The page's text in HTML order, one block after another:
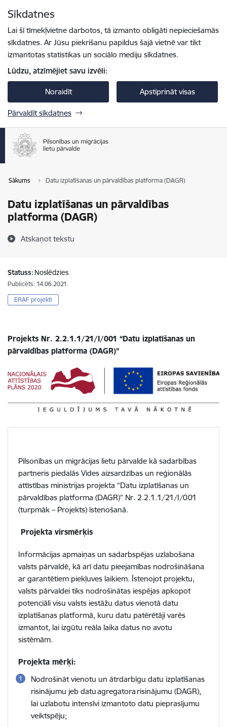
Sīkdatnes
Lai šī tīmekļvietne darbotos, tā izmanto obligāti nepieciešamās
sīkdatnes. Ar Jūsu piekrišanu papildus šajā vietnē var tikt
izmantotas statistikas un sociālo mediju sīkdatnes.
Lūdzu, atzīmējiet savu izvēli:
Noraidīt Apstiprināt visas
Pārvaldīt sīkdatnes
Sākums Datu izplatīšanas un pārvaldības platforma (DAGR)
Datu izplatīšanas un pārvaldības
platforma (DAGR)
Atskaņot tekstu
Statuss: Noslēdzies
Publicēts: 14.06.2021.
ERAF projekti
Projekts Nr. 2.2.1.1/21/I/001 “Datu izplatīšanas un
pārvaldības platforma (DAGR)”
Pilsonības un migrācijas lietu pārvalde kā sadarbības
partneris piedalās Vides aizsardzības un reģionālās
attīstības ministrijas projekta “Datu izplatīšanas un
pārvaldības platforma (DAGR)” Nr. 2.2.1.1/21/I/001
(turpmāk – Projekts) īstenošanā.
Projekta virsmērķis
Informācijas apmaiņas un sadarbspējas uzlabošana
valsts pārvaldē, kā arī datu pieejamības nodrošināšana
ar garantētiem piekļuves laikiem. Īstenojot projektu,
valsts pārvaldei tiks nodrošinātas iespējas apkopot
potenciāli visu valsts iestāžu datus vienotā datu
izplatīšanas platformā, kuru datu patērētāji varēs
izmantot, lai izgūtu reāla laika datus no avotu
sistēmām.
Projekta mērķi:
Nodrošināt vienotu un ātrdarbīgu datu izplatīšanas
risinājumu jeb datu agregatora risinājumu (DAGR),
lai uzlabotu intensīvi izmantoto datu pieprasījumu
veiktspēju;